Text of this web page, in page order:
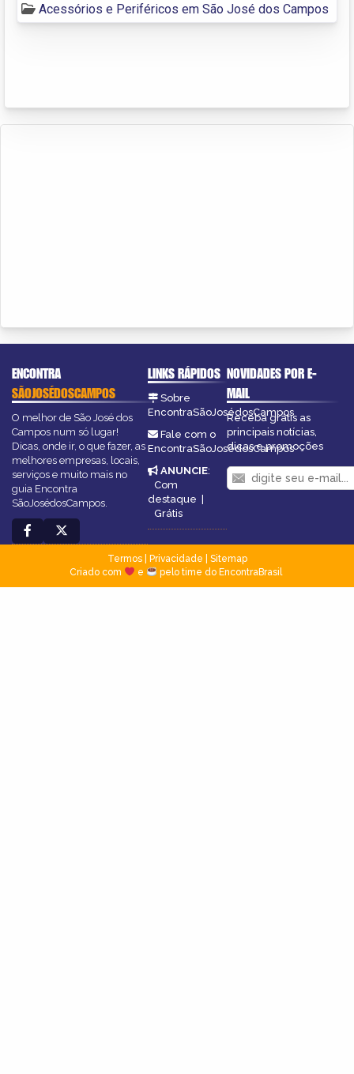
Acessórios e Periféricos em São José dos Campos
ENCONTRA
SÃOJOSÉDOSCAMPOS
O melhor de São José dos
Campos num só lugar!
Dicas, onde ir, o que fazer, as
melhores empresas, locais,
serviços e muito mais no
guia Encontra
SãoJosédosCampos.
LINKS RÁPIDOS
Sobre
EncontraSãoJosédosCampos
Fale com o
EncontraSãoJosédosCampos
ANUNCIE:
Com
destaque |
Grátis
NOVIDADES POR E-
MAIL
Receba grátis as
principais notícias,
dicas e promoções
Termos| Privacidade
Sitemap
Criado com
e pelo time do EncontraBrasil